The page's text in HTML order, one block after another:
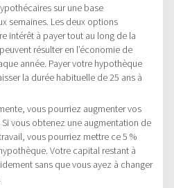
sur une base
semaines. Les deux options
intérêt à payer tout au long de la
résulter en l’économie de
année. Payer votre hypothèque
la durée habituelle de 25 ans à
vous pourriez augmenter vos
vous obtenez une augmentation de
vous pourriez mettre ce 5 %
Votre capital restant à
sans que vous ayez à changer